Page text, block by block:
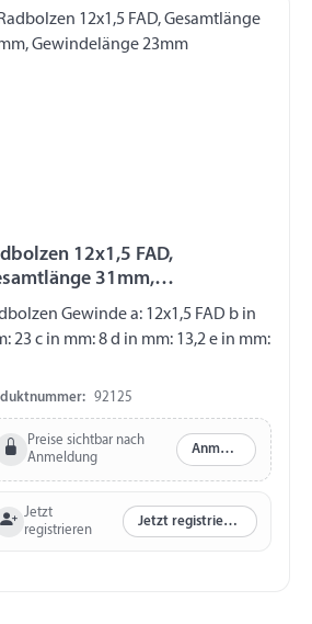
12x1,5 FAD,
31mm,
23mm
Gewinde a: 12x1,5 FAD b in
23 c in mm: 8 d in mm: 13,2 e in mm:
92125
Preise sichtbar nach
Anmeldung
Anmelden
Jetzt
registrieren
Jetzt registrieren